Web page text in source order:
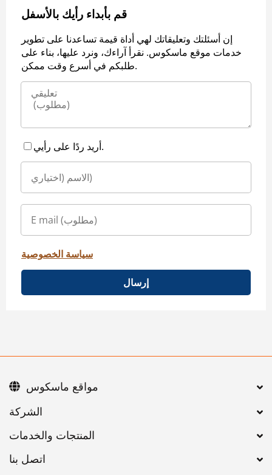
قم بأبداء رأيك بالأسفل
إن أسئلتك وتعليقاتك لهي أداة قيمة تساعدنا على تطوير
خدمات موقع ماسكوس. نقرأ آراءك، ونرد عليها، بناء على
طلبكم في أسرع وقت ممكن.
أريد ردًا على رأيي.
سياسة الخصوصية
إرسال
اتصل بنا
مواقع ماسكوس